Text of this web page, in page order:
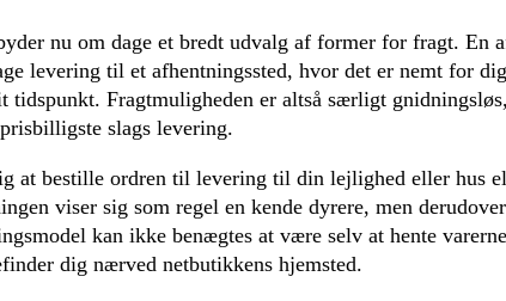
nu om dage et bredt udvalg af former for fragt. En
levering til et afhentningssted, hvor det er nemt for
tidspunkt. Fragtmuligheden er altså særligt
slags levering.
at bestille ordren til levering til din lejlighed eller hus
viser sig som regel en kende dyrere, men
kan ikke benægtes at være selv at hente
dig nærved netbutikkens hjemsted.